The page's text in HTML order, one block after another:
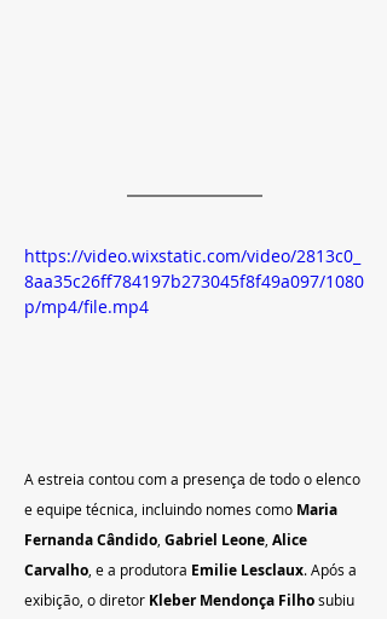
https://video.wixstatic.com/video/2813c0_
8aa35c26ff784197b273045f8f49a097/1080
p/mp4/file.mp4
A estreia contou com a presença de todo o elenco
e equipe técnica, incluindo nomes como Maria
Fernanda Cândido, Gabriel Leone, Alice
Carvalho, e a produtora Emilie Lesclaux. Após a
exibição, o diretor Kleber Mendonça Filho subiu